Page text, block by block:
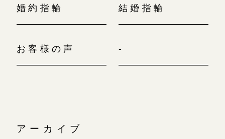
婚約指輪 結婚指輪
お客様の声 -
アーカイブ